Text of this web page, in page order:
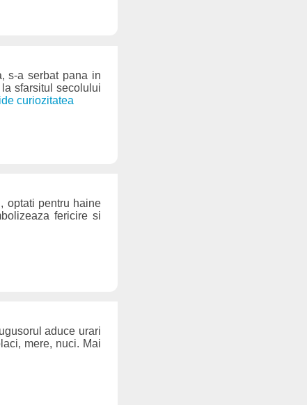
s-a serbat pana in
sfarsitul secolului
curiozitatea
optati pentru haine
fericire si
aduce urari
mere, nuci. Mai